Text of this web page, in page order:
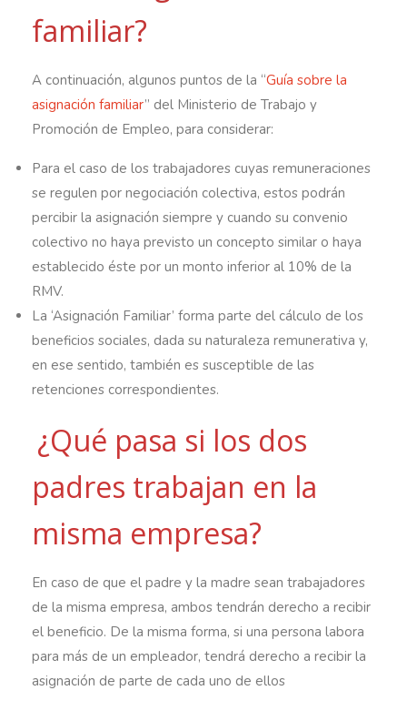
familiar?
A continuación, algunos puntos de la “Guía sobre la
asignación familiar” del Ministerio de Trabajo y
Promoción de Empleo, para considerar:
Para el caso de los trabajadores cuyas remuneraciones
se regulen por negociación colectiva, estos podrán
percibir la asignación siempre y cuando su convenio
colectivo no haya previsto un concepto similar o haya
establecido éste por un monto inferior al 10% de la
RMV.
La ‘Asignación Familiar’ forma parte del cálculo de los
beneficios sociales, dada su naturaleza remunerativa y,
en ese sentido, también es susceptible de las
retenciones correspondientes.
¿Qué pasa si los dos
padres trabajan en la
misma empresa?
En caso de que el padre y la madre sean trabajadores
de la misma empresa, ambos tendrán derecho a recibir
el beneficio. De la misma forma, si una persona labora
para más de un empleador, tendrá derecho a recibir la
asignación de parte de cada uno de ellos